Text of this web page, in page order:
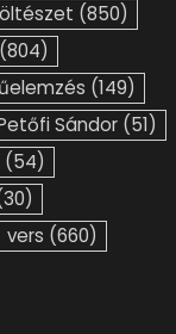
(850)
(804)
(149)
Sándor (51)
(54)
vers (660)